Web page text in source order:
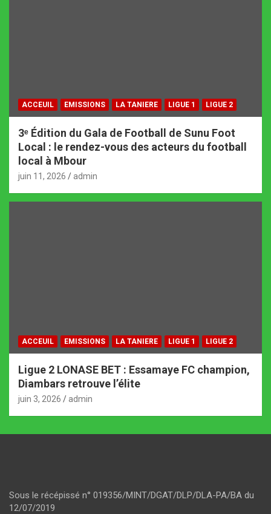
ACCEUIL EMISSIONS LA TANIERE LIGUE 1 LIGUE 2
3ᵉ Édition du Gala de Football de Sunu Foot
Local : le rendez-vous des acteurs du football
local à Mbour
juin 11, 2026 admin
ACCEUIL EMISSIONS LA TANIERE LIGUE 1 LIGUE 2
Ligue 2 LONASE BET : Essamaye FC champion,
Diambars retrouve l’élite
juin 3, 2026 admin
Sous le récépissé n° 019356/MINT/DGAT/DLP/DLA-PA/BA du
12/07/2019